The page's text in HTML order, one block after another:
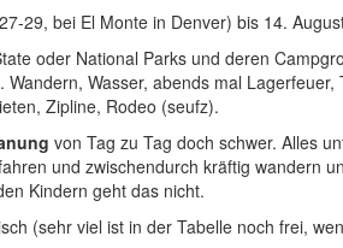
29, bei El Monte in Denver) bis 14.
oder National Parks und deren
Wasser, abends mal
Zipline, Rodeo (seufz).
von Tag zu Tag doch schwer. Alles
und zwischendurch kräftig wandern
Kindern geht das nicht.
(sehr viel ist in der Tabelle noch frei,